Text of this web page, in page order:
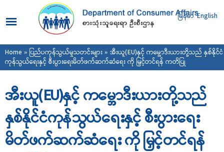
main
content
မြန်မာ English
You are here
Home » ပြည်ပကုန်သွယ်မှုသတင်းများ» အီးယူ(EU)နှင့် ကမ္ဘောဒီးယားတို့သည် နှစ်နိုင်ငံ
ကုန်သွယ်ရေးနှင့် စီးပွားရေးမိတ်ဖက်ဆက်ဆံရေး ကို မြှင့်တင်ရန် ကတိပြု
အီးယူ(EU)နှင့် ကမ္ဘောဒီးယားတို့သည်
နှစ်နိုင်ငံကုန်သွယ်ရေးနှင့် စီးပွားရေး
မိတ်ဖက်ဆက်ဆံရေး ကို မြှင့်တင်ရန်